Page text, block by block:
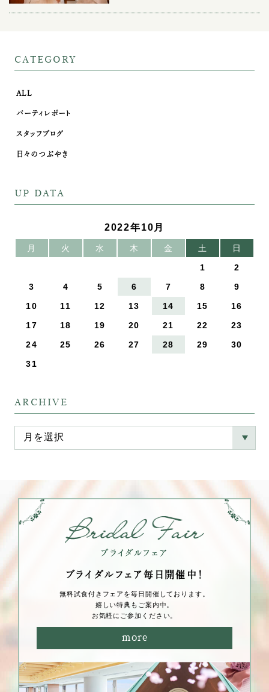
CATEGORY
ALL
パーティレポート
スタッフブログ
日々のつぶやき
UP DATA
2022年10月
月 火 水 木 金 土
日
1
2
3
4 5 6 7 8
9
10
11 12 13 14 15
16
17
18 19 20 21 22
23
24
25 26 27 28 29
30
31
ARCHIVE
ブライダルフェア毎⽇開催中！
無料試⾷付きフェアを毎⽇開催しております。
嬉しい特典もご案内中。
お気軽にご参加ください。
more